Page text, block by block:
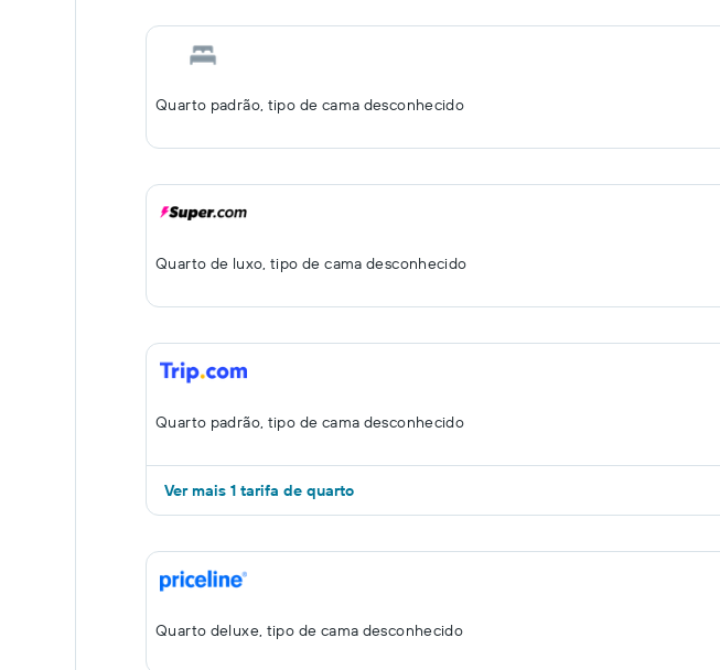
Quarto padrão, tipo de cama desconhecido
Quarto de luxo, tipo de cama desconhecido
Quarto padrão, tipo de cama desconhecido
Ver mais 1 tarifa de quarto
Quarto deluxe, tipo de cama desconhecido